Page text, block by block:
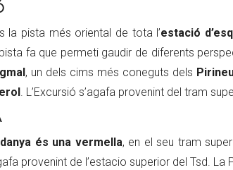
la pista més oriental de tota l’estació
fa que permeti gaudir de diferents
, un dels cims més coneguts dels
. L’Excursió s’agafa provenint del tram
és una vermella, en el seu tram
provenint de l’estacio superior del Tsd. La